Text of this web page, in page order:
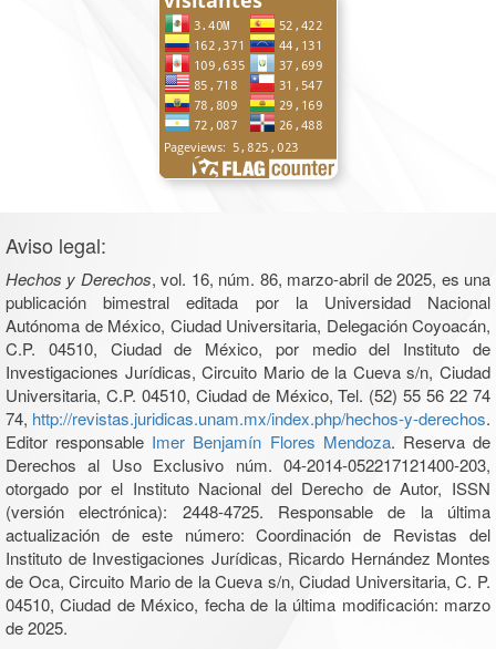
Aviso legal:
Hechos y Derechos, vol. 16, núm. 86, marzo-abril de 2025, es una
publicación bimestral editada por la Universidad Nacional
Autónoma de México, Ciudad Universitaria, Delegación Coyoacán,
C.P. 04510, Ciudad de México, por medio del Instituto de
Investigaciones Jurídicas, Circuito Mario de la Cueva s/n, Ciudad
Universitaria, C.P. 04510, Ciudad de México, Tel. (52) 55 56 22 74
74, http://revistas.juridicas.unam.mx/index.php/hechos-y-derechos.
Editor responsable Imer Benjamín Flores Mendoza. Reserva de
Derechos al Uso Exclusivo núm. 04-2014-052217121400-203,
otorgado por el Instituto Nacional del Derecho de Autor, ISSN
(versión electrónica): 2448-4725. Responsable de la última
actualización de este número: Coordinación de Revistas del
Instituto de Investigaciones Jurídicas, Ricardo Hernández Montes
de Oca, Circuito Mario de la Cueva s/n, Ciudad Universitaria, C. P.
04510, Ciudad de México, fecha de la última modificación: marzo
de 2025.